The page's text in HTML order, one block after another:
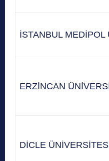
İSTANBUL MEDİPOL
ERZİNCAN
DİCLE